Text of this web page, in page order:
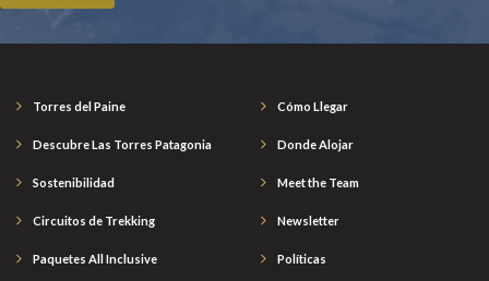
Torres del Paine
Descubre Las Torres Patagonia
Sostenibilidad
Circuitos de Trekking
Paquetes All Inclusive
Cómo Llegar
Donde Alojar
Meet the Team
Newsletter
Políticas